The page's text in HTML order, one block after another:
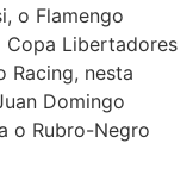
o Flamengo
Copa Libertadores
Racing, nesta
Domingo
o Rubro-Negro